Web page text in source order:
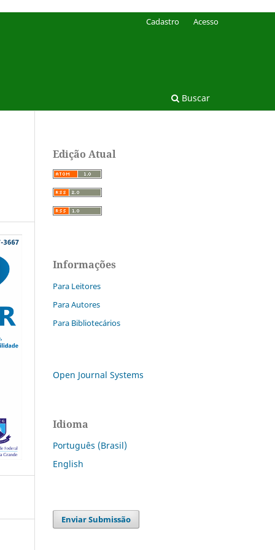
Buscar
Cadastro Acesso
Edição Atual
Informações
Para Leitores
Para Autores
Para Bibliotecários
Open Journal Systems
Idioma
Português (Brasil)
English
Enviar Submissão